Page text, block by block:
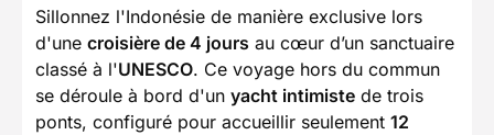
Sillonnez l'Indonésie de manière exclusive lors
d'une croisière de 4 jours au cœur d’un sanctuaire
classé à l'UNESCO. Ce voyage hors du commun
se déroule à bord d'un yacht intimiste de trois
ponts, configuré pour accueillir seulement 12